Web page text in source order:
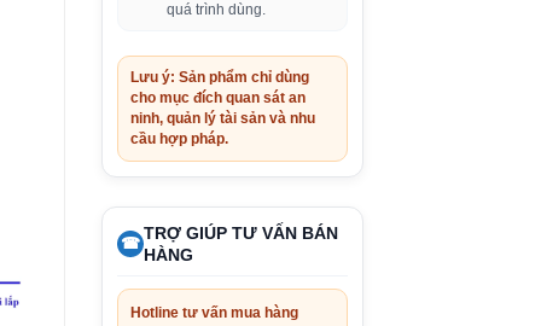
quá trình dùng.
Lưu ý: Sản phẩm chỉ dùng
cho mục đích quan sát an
ninh, quản lý tài sản và nhu
cầu hợp pháp.
☎
TRỢ GIÚP TƯ VẤN BÁN
HÀNG
Hotline tư vấn mua hàng